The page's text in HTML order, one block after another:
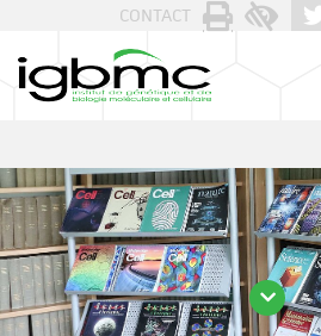
CONTACT
Panneau de gestion des cookies